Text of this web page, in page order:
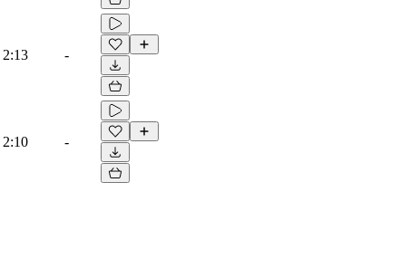
2:13 -
2:10 -